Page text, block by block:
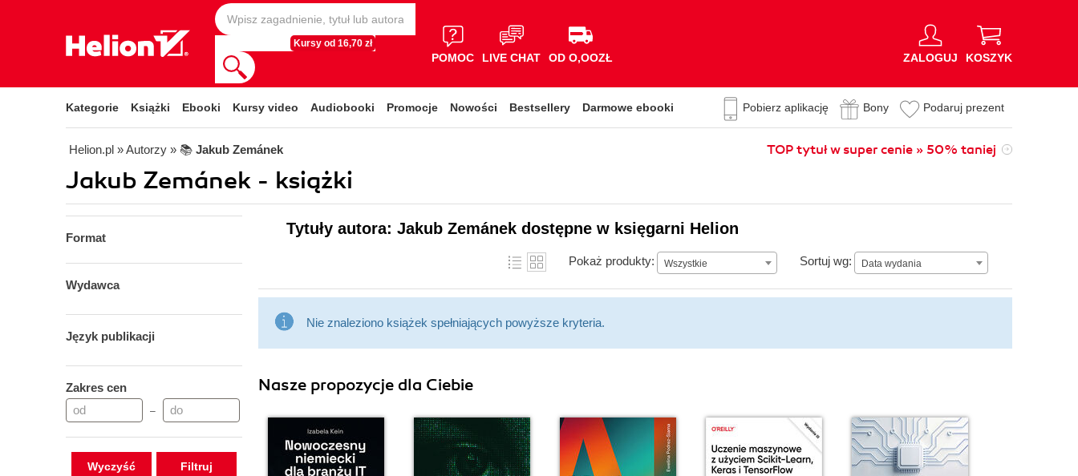
Kursy od 16,70 zł
POMOC LIVE CHAT OD O,OOZŁ ZALOGUJ KOSZYK
Kategorie Książki Ebooki Kursy video Audiobooki Promocje Nowości Bestsellery Darmowe ebooki Pobierz aplikację Bony Podaruj prezent
Helion.pl » Autorzy » 📚 Jakub Zemánek TOP tytuł w super cenie » 50% taniej
Jakub Zemánek - książki
Format
Wydawca
Język publikacji
Zakres cen
–
Wyczyść
Tytuły autora: Jakub Zemánek dostępne w księgarni Helion
Pokaż produkty: Wszystkie Sortuj wg: Data wydania
Data wydania
Nie znaleziono książek spełniających powyższe kryteria.
Nasze propozycje dla Ciebie